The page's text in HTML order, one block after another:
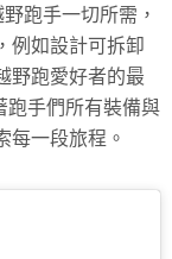
跑手一切所需，
例如設計可拆卸
野跑愛好者的最
跑手們所有裝備與
每一段旅程。